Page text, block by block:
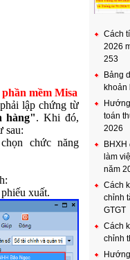
mềm Misa
lập chứng từ
hàng". Khi đó,
sau:
chức năng
xuất.
Cách
2026
253
Bảng
khoản
toán
2026
làm
năm
Cách
chỉnh
GTGT
Cách
chỉnh